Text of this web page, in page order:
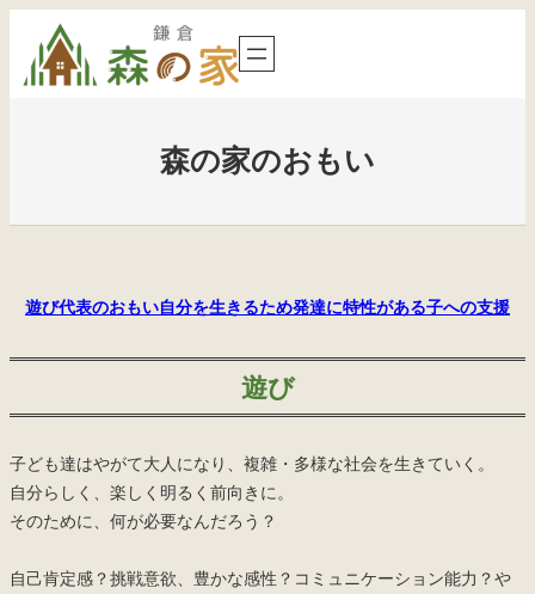
を
森の家のおもい
遊び代表のおもい自分を生きるため発達に特性がある子への支援
遊び
子ども達はやがて大人になり、複雑・多様な社会を生きていく。
自分らしく、楽しく明るく前向きに。
そのために、何が必要なんだろう？
自己肯定感？挑戦意欲、豊かな感性？コミュニケーション能力？や